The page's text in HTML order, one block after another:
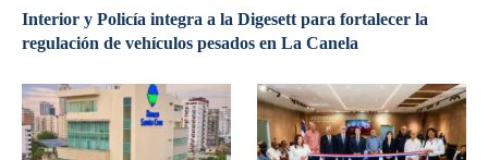
Interior y Policía integra a la Digesett para fortalecer la
regulación de vehículos pesados en La Canela